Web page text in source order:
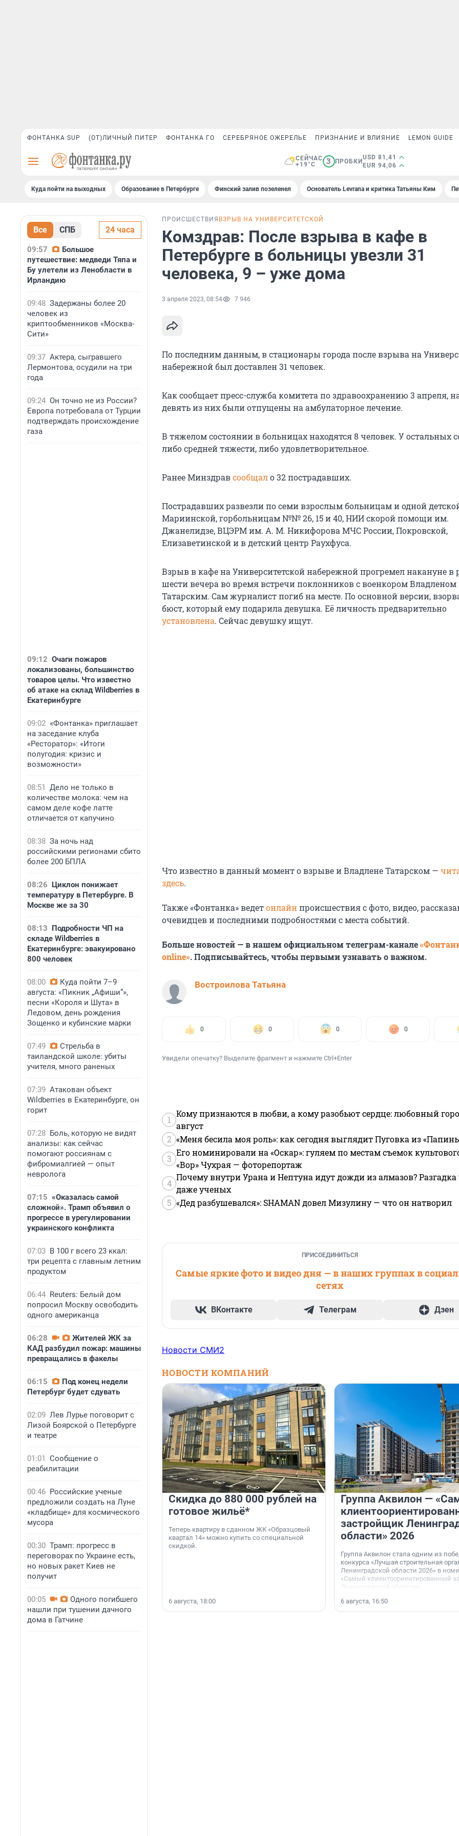
ФОНТАНКА SUP (ОТ)ЛИЧНЫЙ ПИТЕР ФОНТАНКА ГО СЕРЕБРЯНОЕ ОЖЕРЕЛЬЕ ПРИЗНАНИЕ И ВЛИЯНИЕ LEMON GUIDE
СЕЙЧАС
+19°C
3 ПРОБКИ
USD 81,41
EUR 94,06
Куда пойти на выходных Образование в Петербурге Финский залив позеленел Основатель Levrana и критика Татьяны Ким
Все СПБ 24 часа
09:57
Большое
путешествие: медведи Тяпа и
Бу улетели из Ленобласти в
Ирландию
09:48 Задержаны более 20
человек из
криптообменников «Москва-
Сити»
09:37 Актера, сыгравшего
Лермонтова, осудили на три
года
09:24 Он точно не из России?
Европа потребовала от Турции
подтверждать происхождение
газа
09:12 Очаги пожаров
локализованы, большинство
товаров целы. Что известно
об атаке на склад Wildberries в
Екатеринбурге
09:02 «Фонтанка» приглашает
на заседание клуба
«Ресторатор»: «Итоги
полугодия: кризис и
возможности»
08:51 Дело не только в
количестве молока: чем на
самом деле кофе латте
отличается от капучино
08:38 За ночь над
российскими регионами сбито
более 200 БПЛА
08:26 Циклон понижает
температуру в Петербурге. В
Москве же за 30
08:13 Подробности ЧП на
складе Wildberries в
Екатеринбурге: эвакуировано
800 человек
08:00
Куда пойти 7–9
августа: «Пикник „Афиши“»,
песни «Короля и Шута» в
Ледовом, день рождения
Зощенко и кубинские марки
07:49
Стрельба в
таиландской школе: убиты
учителя, много раненых
07:39 Атакован объект
Wildberries в Екатеринбурге, он
горит
07:28 Боль, которую не видят
анализы: как сейчас
помогают россиянам с
фибромиалгией — опыт
невролога
07:15 «Оказалась самой
сложной». Трамп объявил о
прогрессе в урегулировании
украинского конфликта
07:03 В 100 г всего 23 ккал:
три рецепта с главным летним
продуктом
06:44 Reuters: Белый дом
попросил Москву освободить
одного американца
06:28
Жителей ЖК за
КАД разбудил пожар: машины
превращались в факелы
06:15
Под конец недели
Петербург будет сдувать
02:09 Лев Лурье поговорит с
Лизой Боярской о Петербурге
и театре
01:01 Сообщение о
реабилитации
00:46 Российские ученые
предложили создать на Луне
«кладбище» для космического
мусора
00:30 Трамп: прогресс в
переговорах по Украине есть,
но новых ракет Киев не
получит
00:05
Одного погибшего
нашли при тушении дачного
дома в Гатчине
ПРОИСШЕСТВИЯ ВЗРЫВ НА УНИВЕРСИТЕТСКОЙ
Комздрав: После взрыва в кафе в
Петербурге в больницы увезли 31
человека, 9 – уже дома
3 апреля 2023, 08:54 7 946
По последним данным, в стационары города после взрыва на
набережной был доставлен 31 человек.
Как сообщает пресс-служба комитета по здравоохранению 3 апреля,
девять из них были отпущены на амбулаторное лечение.
В тяжелом состоянии в больницах находятся 8 человек. У остальных
либо средней тяжести, либо удовлетворительное.
Ранее Минздравсообщало 32 пострадавших.
Пострадавших развезли по семи взрослым больницам и одной
Мариинской, горбольницам №№ 26, 15 и 40, НИИ скорой помощи им.
Джанелидзе, ВЦЭРМ им. А. М. Никифорова МЧС России, Покровской,
Елизаветинской и в детский центр Раухфуса.
Взрыв в кафе на Университетской набережной прогремел накануне в
шести вечера во время встречи поклонников с военкором Владленом
Татарским. Сам журналист погиб на месте. По основной версии,
бюст, который ему подарила девушка. Её личность предварительно
установлена. Сейчас девушку ищут.
Что известно в данный момент о взрыве и Владлене Татарском —
здесь.
Также «Фонтанка» ведетонлайнпроисшествия с фото, видео,
очевидцев и последними подробностями с места событий.
Больше новостей — в нашем официальном телеграм-канале
online». Подписывайтесь, чтобы первыми узнавать о важном.
Востроилова Татьяна
0 0 0 0
Увидели опечатку? Выделите фрагмент и нажмите Ctrl+Enter
1
Кому признаются в любви, а кому разобьют сердце: любовный
август
2 «Меня бесила моя роль»: как сегодня выглядит Пуговка из
3
Его номинировали на «Оскар»: гуляем по местам съемок
«Вор» Чухрая — фоторепортаж
4
Почему внутри Урана и Нептуна идут дожди из алмазов?
даже ученых
5 «Дед разбушевался»: SHAMAN довел Мизулину — что он натворил
ПРИСОЕДИНИТЬСЯ
Самые яркие фото и видео дня — в наших группах в
сетях
ВКонтакте Телеграм Дзен
Новости СМИ2
НОВОСТИ КОМПАНИЙ
Скидка до 880 000 рублей на
готовое жильё*
Теперь квартиру в сданном ЖК «Образцовый
квартал 14» можно купить со специальной
скидкой.
6 августа, 18:00
Группа Аквилон —
застройщик
области» 2026
Группа Аквилон стала одним из
конкурса «Лучшая строительная
Ленинградской области 2026» в
«Самый клиентоориентированный
Ленинградской области».
6 августа, 16:50